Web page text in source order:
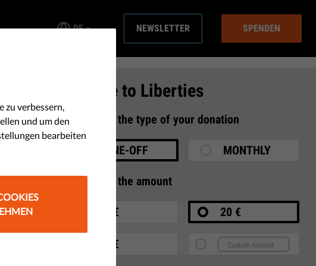
DE NEWSLETTER SPENDEN
Donate to Liberties
Select the type of your donation
ONE-OFF MONTHLY
2 Select the amount
10 € 20 €
35 €
zu verbessern,
und um den
bearbeiten